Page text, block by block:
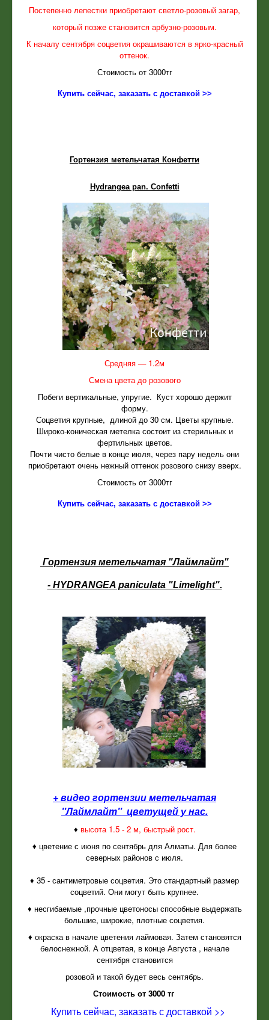
Постепенно лепестки приобретают светло-розовый загар,
который позже становится арбузно-розовым.
К началу сентября соцветия окрашиваются в ярко-красный
оттенок.
Стоимость от 3000тг
Купить сейчас, заказать с доставкой >>
Гортензия метельчатая Конфетти
Hydrangea pan. Confetti
Средняя — 1.2м
Смена цвета до розового
Побеги вертикальные, упругие. Куст хорошо держит
форму.
Соцветия крупные, длиной до 30 см. Цветы крупные.
Широко-коническая метелка состоит из стерильных и
фертильных цветов.
Почти чисто белые в конце июля, через пару недель они
приобретают очень нежный оттенок розового снизу вверх.
Стоимость от 3000тг
Купить сейчас, заказать с доставкой >>
Гортензия метельчатая "Лаймлайт"
- HYDRANGEA paniculata "Limelight".
+ видео гортензии метельчатая
"Лаймлайт" цветущей у нас.
♦ высота 1.5 - 2 м, быстрый рост.
♦ цветение с июня по сентябрь для Алматы. Для более
северных районов с июля.
♦ 35 - сантиметровые соцветия. Это стандартный размер
соцветий. Они могут быть крупнее.
♦ несгибаемые ,прочные цветоносы способные выдержать
большие, широкие, плотные соцветия.
♦ окраска в начале цветения лаймовая. Затем становятся
белоснежной. А отцветая, в конце Августа , начале
сентября становится
розовой и такой будет весь сентябрь.
Стоимость от 3000 тг
Купить сейчас, заказать с доставкой >>